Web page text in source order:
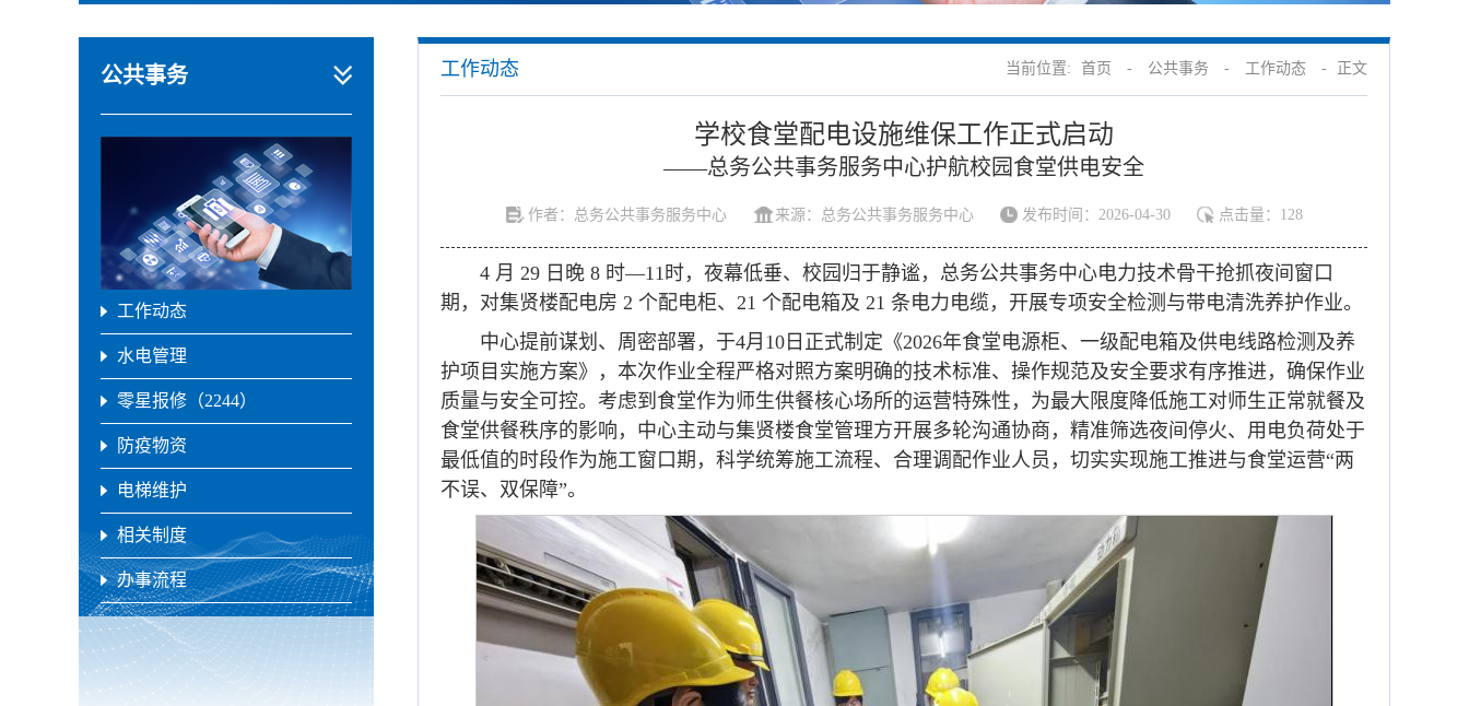
公共事务
工作动态
水电管理
零星报修（2244）
防疫物资
电梯维护
相关制度
办事流程
工作动态 当前位置: 首页 - 公共事务 - 工作动态 - 正文
学校食堂配电设施维保工作正式启动
——总务公共事务服务中心护航校园食堂供电安全
作者：总务公共事务服务中心 来源：总务公共事务服务中心 发布时间：2026-04-30 点击量： 128
4 月 29 日晚 8 时—11时，夜幕低垂、校园归于静谧，总务公共事务中心电力技术骨干抢抓夜间窗口
期，对集贤楼配电房 2 个配电柜、21 个配电箱及 21 条电力电缆，开展专项安全检测与带电清洗养护作业。
中心提前谋划、周密部署，于4月10日正式制定《2026年食堂电源柜、一级配电箱及供电线路检测及养
护项目实施方案》，本次作业全程严格对照方案明确的技术标准、操作规范及安全要求有序推进，确保作业
质量与安全可控。考虑到食堂作为师生供餐核心场所的运营特殊性，为最大限度降低施工对师生正常就餐及
食堂供餐秩序的影响，中心主动与集贤楼食堂管理方开展多轮沟通协商，精准筛选夜间停火、用电负荷处于
最低值的时段作为施工窗口期，科学统筹施工流程、合理调配作业人员，切实实现施工推进与食堂运营“两
不误、双保障”。